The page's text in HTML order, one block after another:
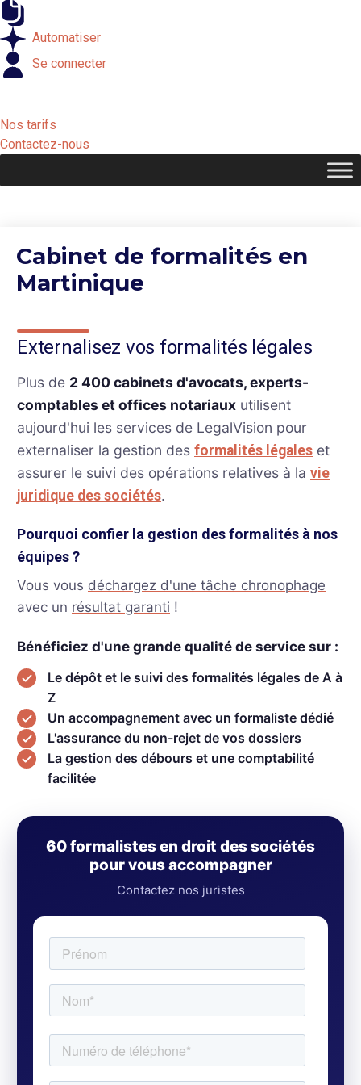
Automatiser
Se connecter
Nos tarifs
Contactez-nous
Cabinet de formalités en
Martinique
Externalisez vos formalités légales
Plus de 2 400 cabinets d'avocats, experts-
comptables et offices notariaux utilisent
aujourd'hui les services de LegalVision pour
externaliser la gestion des formalités légales et
assurer le suivi des opérations relatives à la vie
juridique des sociétés.
Pourquoi confier la gestion des formalités à nos
équipes ?
Vous vous déchargez d'une tâche chronophage
avec un résultat garanti !
Bénéficiez d'une grande qualité de service sur :
Le dépôt et le suivi des formalités légales de A à
Z
Un accompagnement avec un formaliste dédié
L'assurance du non-rejet de vos dossiers
La gestion des débours et une comptabilité
facilitée
60 formalistes en droit des sociétés
pour vous accompagner
Contactez nos juristes